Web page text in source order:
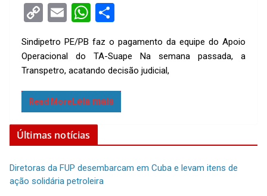
C
py
Li
n
k
E
ail
W
at
s
A
p
p
ar
e
Sindipetro PE/PB faz o pagamento da equipe do Apoio
Operacional do TA-Suape Na semana passada, a
Transpetro, acatando decisão judicial,
Read More
Últimas notícias
Diretoras da FUP desembarcam em Cuba e levam itens de
ação solidária petroleira